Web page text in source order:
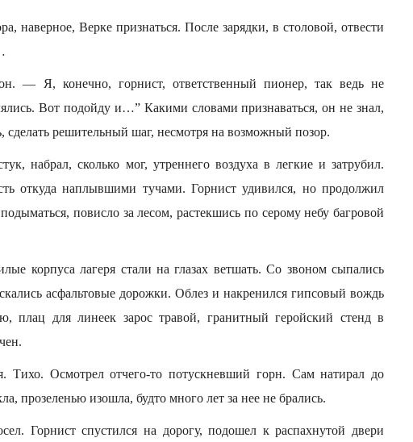
наверное, Верке признаться. После зарядки, в столовой, отвести
— Я, конечно, горнист, ответственный пионер, так ведь не
Вот подойду и…” Какими словами признаваться, он не знал,
сделать решительный шаг, несмотря на возможный позор.
набрал, сколько мог, утреннего воздуха в легкие и затрубил.
откуда наплывшими тучами. Горнист удивился, но продолжил
повисло за лесом, растекшись по серому небу багровой
корпуса лагеря стали на глазах ветшать. Со звоном сыпались
асфальтовые дорожки. Облез и накренился гипсовый вождь
плац для линеек зарос травой, гранитный геройский стенд в
Тихо. Осмотрел отчего-то потускневший горн. Сам натирал до
прозеленью изошла, будто много лет за нее не брались.
Горнист спустился на дорогу, подошел к распахнутой двери